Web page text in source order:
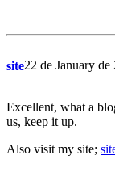
site22 de January
Excellent, what a
us, keep it up.
Also visit my site;